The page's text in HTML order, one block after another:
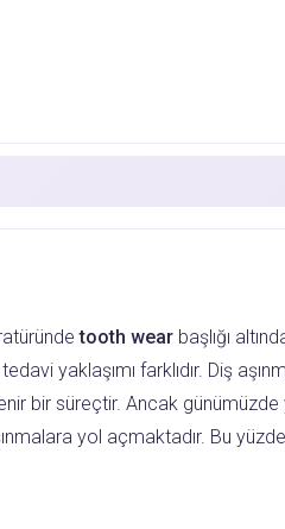
tooth wear başlığı
yaklaşımı farklıdır. Diş
bir süreçtir. Ancak
yol açmaktadır. Bu